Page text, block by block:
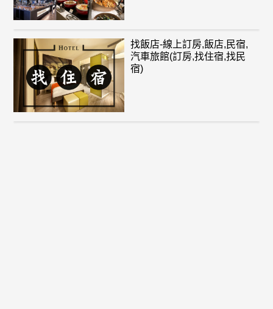
找飯店-線上訂房,飯店,民宿,
汽車旅館(訂房,找住宿,找民
宿)